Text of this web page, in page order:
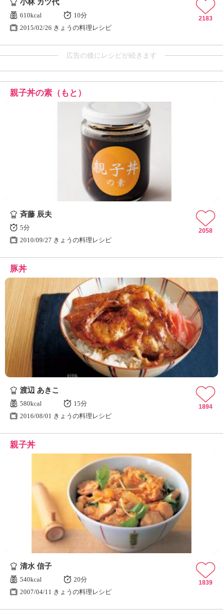
小林 カツ代
610kcal
10分
2015/02/26 きょうの料理レシピ
2183
広告の後にレシピが続きます
親子丼の素（もと）
斉藤 辰夫
5分
2010/09/27 きょうの料理レシピ
2058
豚丼
渡辺 あきこ
580kcal
15分
2016/08/01 きょうの料理レシピ
1894
親子丼
清水 信子
540kcal
20分
2007/04/11 きょうの料理レシピ
1839